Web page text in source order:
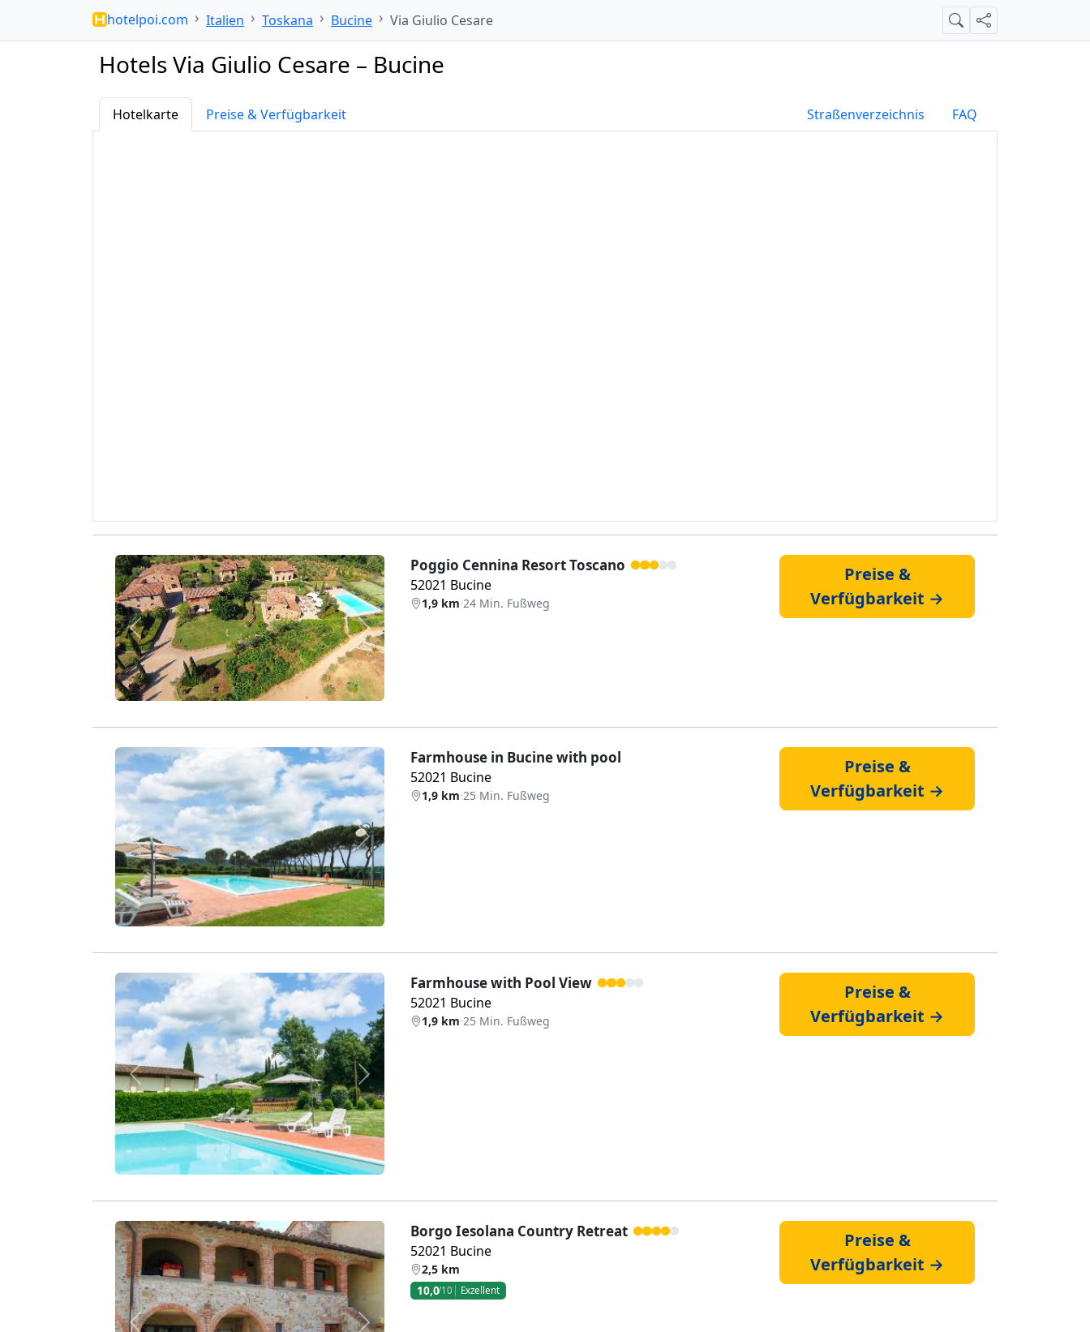
hotelpoi.com Italien Toskana Bucine Via Giulio Cesare SucheTeilen
Hotels Via Giulio Cesare – Bucine
Hotelkarte Preise & Verfügbarkeit Straßenverzeichnis FAQ
Zurück Weiter
Poggio Cennina Resort Toscano
52021 Bucine
1,9 km·24 Min. Fußweg
Preise &
Verfügbarkeit →
Zurück Weiter
Farmhouse in Bucine with pool
52021 Bucine
1,9 km·25 Min. Fußweg
Preise &
Verfügbarkeit →
Zurück Weiter
Farmhouse with Pool View
52021 Bucine
1,9 km·25 Min. Fußweg
Preise &
Verfügbarkeit →
Borgo Iesolana Country Retreat
52021 Bucine
2,5 km
10,0/10 Exzellent
Preise &
Verfügbarkeit →